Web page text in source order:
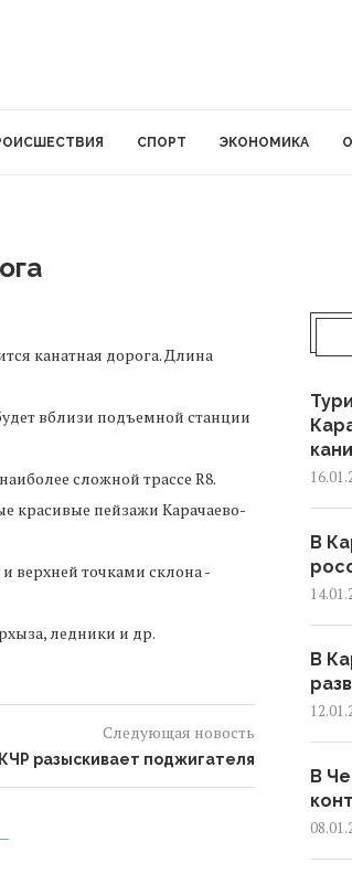
СПОРТ ЭКОНОМИКА
канатная дорога. Длина
вблизи подъемной станции
сложной трассе R8.
красивые пейзажи Карачаево-
верхней точками склона -
ледники и др.
Следующая новость
разыскивает поджигателя
В
В
В